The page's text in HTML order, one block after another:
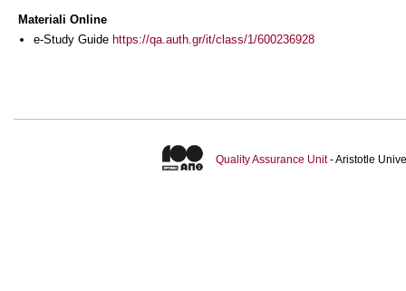
Materiali Online
e-Study Guide https://qa.auth.gr/it/class/1/600236928
Quality Assurance Unit- Aristotle